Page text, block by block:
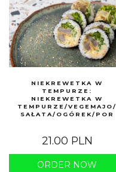
NIEKREWETKA W
TEMPURZE:
NIEKREWETKA W
TEMPURZE/VEGEMAJO/
SAŁATA/OGÓREK/POR
21.00 PLN
ORDER NOW